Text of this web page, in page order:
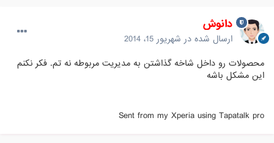
دانوش
ارسال شده در شهریور 15، 2014
محصولات رو داخل شاخه گذاشتن به مدیریت مربوطه نه تم. فکر نکنم
این مشکل باشه
Sent from my Xperia using Tapatalk pro